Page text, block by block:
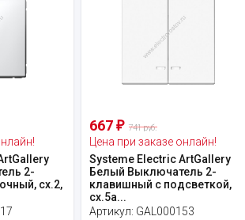
2-
сх.2,
667₽ 741 руб.
Цена при заказе онлайн!
Systeme Electric ArtGallery
Белый Выключатель 2-
клавишный с подсветкой,
сх.5а...
Артикул: GAL000153